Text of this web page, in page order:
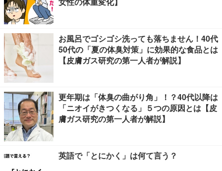
お風呂でゴシゴシ洗っても落ちません！40代
50代の「夏の体臭対策」に効果的な食品とは
【皮膚ガス研究の第一人者が解説】
更年期は「体臭の曲がり角」！？40代以降は
「ニオイがきつくなる」５つの原因とは【皮
膚ガス研究の第一人者が解説】
英語で「とにかく」は何て言う？